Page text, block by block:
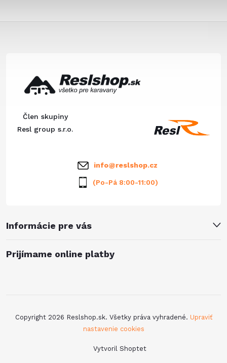
Informácie pre vás
Člen skupiny
Resl group s.r.o.
info@reslshop.cz
(Po-Pá 8:00-11:00)
Prijímame online platby
Vytvoril Shoptet
Copyright 2026 Reslshop.sk. Všetky práva vyhradené. Upraviť
nastavenie cookies